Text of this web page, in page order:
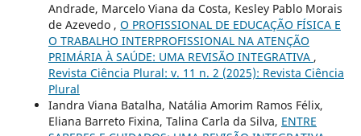
Andrade, Marcelo Viana da Costa, Kesley Pablo Morais
de Azevedo , O PROFISSIONAL DE EDUCAÇÃO FÍSICA E
O TRABALHO INTERPROFISSIONAL NA ATENÇÃO
PRIMÁRIA À SAÚDE: UMA REVISÃO INTEGRATIVA ,
Revista Ciência Plural: v. 11 n. 2 (2025): Revista Ciência
Plural
Iandra Viana Batalha, Natália Amorim Ramos Félix,
Eliana Barreto Fixina, Talina Carla da Silva, ENTRE